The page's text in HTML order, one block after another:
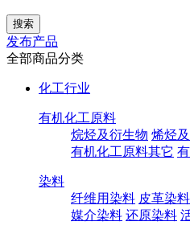
发布产品
全部商品分类
化工行业
有机化工原料
烷烃及衍生物 烯烃
有机化工原料其它
染料
纤维用染料 皮革染
媒介染料 还原染料